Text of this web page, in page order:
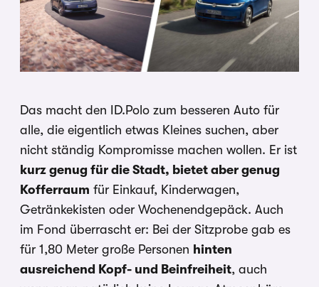
Das macht den ID.Polo zum besseren Auto für
alle, die eigentlich etwas Kleines suchen, aber
nicht ständig Kompromisse machen wollen. Er ist
kurz genug für die Stadt, bietet aber genug
Kofferraum für Einkauf, Kinderwagen,
Getränkekisten oder Wochenendgepäck. Auch
im Fond überrascht er: Bei der Sitzprobe gab es
für 1,80 Meter große Personen hinten
ausreichend Kopf- und Beinfreiheit, auch